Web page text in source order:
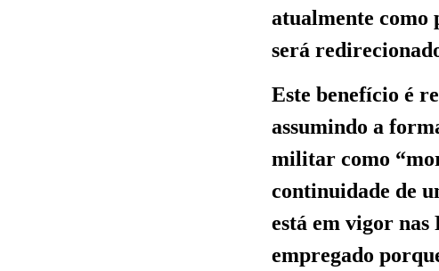
atualmente como
será
Este benefício é
assumindo a
militar como
continuidade de
está em vigor
empregado